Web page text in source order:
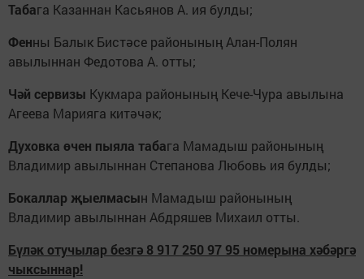
Табага Казаннан Касьянов А. ия булды;
Фенны Балык Бистәсе районының Алан-Полян
авылыннан Федотова А. отты;
Чәй сервизы Кукмара районының Кече-Чура авылына
Агеева Марияга китәчәк;
Духовка өчен пыяла табага Мамадыш районының
Владимир авылыннан Степанова Любовь ия булды;
Бокаллар җыелмасын Мамадыш районының
Владимир авылыннан Абдряшев Михаил отты.
Бүләк отучылар безгә 8 917 250 97 95 номерына хәбәргә
чыксыннар!